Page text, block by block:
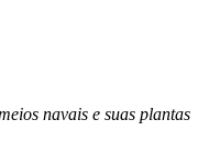
navais e suas plantas